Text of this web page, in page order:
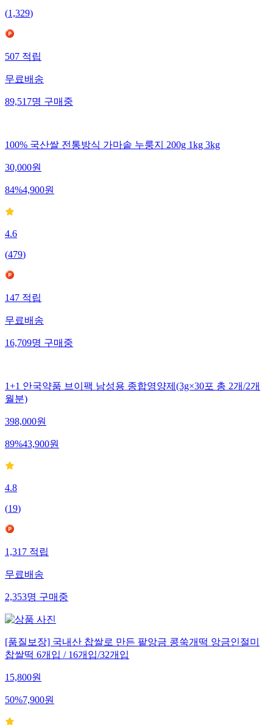
(1,329)
507적립
무료배송
89,517명구매중
100% 국산쌀 전통방식 가마솥 누룽지 200g 1kg 3kg
30,000원
84%4,900원
4.6
(479)
147적립
무료배송
16,709명구매중
1+1 안국약품 브이팩 남성용 종합영양제(3g×30포 총 2개/2개
월분)
398,000원
89%43,900원
4.8
(19)
1,317적립
무료배송
2,353명구매중
[품질보장] 국내산 찹쌀로 만든 팥앙금 콩쑥개떡 앙금인절미
찹쌀떡 6개입 / 16개입/32개입
15,800원
50%7,900원